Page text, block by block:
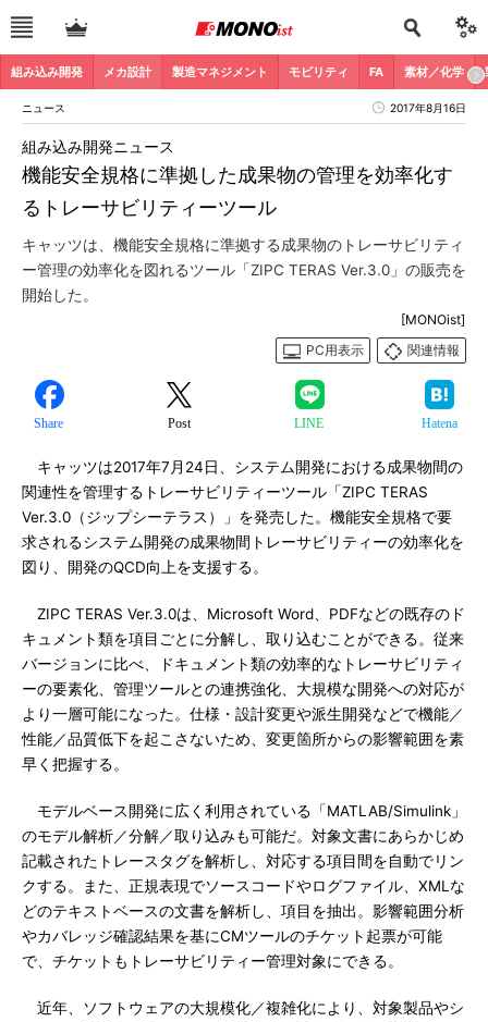
組み込み開発 メカ設計 製造マネジメント モビリティ FA 素材／化学
ニュース 2017年8月16日
機能安全規格に準拠した成果物の管理を効率化す
るトレーサビリティーツール
組み込み開発ニュース
キャッツは、機能安全規格に準拠する成果物のトレーサビリティ
ー管理の効率化を図れるツール「ZIPC TERAS Ver.3.0」の販売を
開始した。
[MONOist]
PC用表示
関連情報
Share Post LINE Hatena
キャッツは2017年7月24日、システム開発における成果物間の
関連性を管理するトレーサビリティーツール「ZIPC TERAS
Ver.3.0（ジップシーテラス）」を発売した。機能安全規格で要
求されるシステム開発の成果物間トレーサビリティーの効率化を
図り、開発のQCD向上を支援する。
ZIPC TERAS Ver.3.0は、Microsoft Word、PDFなどの既存のド
キュメント類を項目ごとに分解し、取り込むことができる。従来
バージョンに比べ、ドキュメント類の効率的なトレーサビリティ
ーの要素化、管理ツールとの連携強化、大規模な開発への対応が
より一層可能になった。仕様・設計変更や派生開発などで機能／
性能／品質低下を起こさないため、変更箇所からの影響範囲を素
早く把握する。
モデルベース開発に広く利用されている「MATLAB/Simulink」
のモデル解析／分解／取り込みも可能だ。対象文書にあらかじめ
記載されたトレースタグを解析し、対応する項目間を自動でリン
クする。また、正規表現でソースコードやログファイル、XMLな
どのテキストベースの文書を解析し、項目を抽出。影響範囲分析
やカバレッジ確認結果を基にCMツールのチケット起票が可能
で、チケットもトレーサビリティー管理対象にできる。
近年、ソフトウェアの大規模化／複雑化により、対象製品やシ